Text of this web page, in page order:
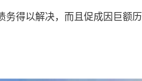
得以解决，而且促成因巨额